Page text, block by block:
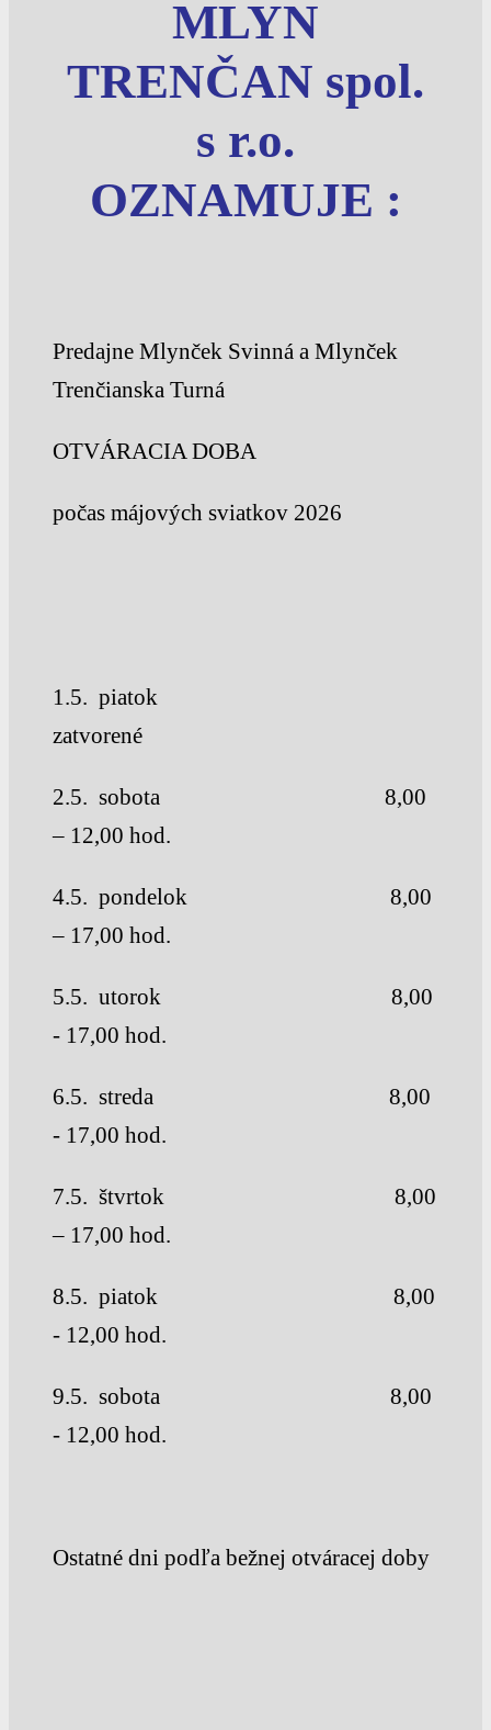
MLYN
TRENČAN spol.
s r.o.
OZNAMUJE :
Predajne Mlynček Svinná a Mlynček
Trenčianska Turná
OTVÁRACIA DOBA
počas májových sviatkov 2026
1.5. piatok
zatvorené
2.5. sobota 8,00
– 12,00 hod.
4.5. pondelok 8,00
– 17,00 hod.
5.5. utorok 8,00
- 17,00 hod.
6.5. streda 8,00
- 17,00 hod.
7.5. štvrtok 8,00
– 17,00 hod.
8.5. piatok 8,00
- 12,00 hod.
9.5. sobota 8,00
- 12,00 hod.
Ostatné dni podľa bežnej otváracej doby